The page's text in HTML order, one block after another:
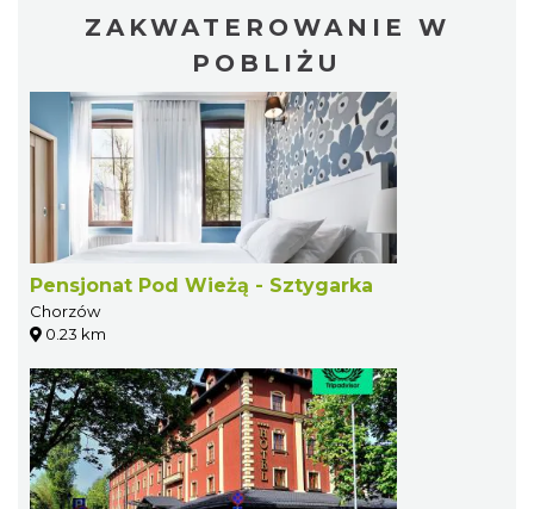
ZAKWATEROWANIE W
POBLIŻU
Pensjonat Pod Wieżą - Sztygarka
Chorzów
0.23 km